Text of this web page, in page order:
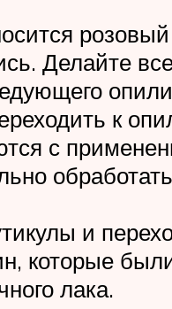
Делайте
к
с
и
которые
лака.